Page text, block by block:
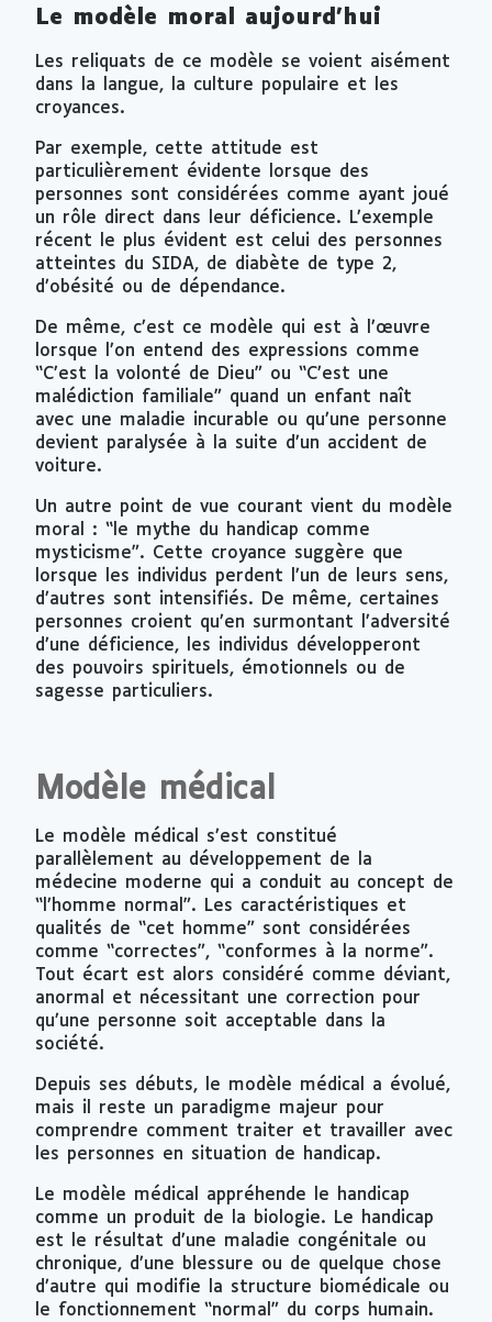
Le modèle moral aujourd’hui
Les reliquats de ce modèle se voient aisément
dans la langue, la culture populaire et les
croyances.
Par exemple, cette attitude est
particulièrement évidente lorsque des
personnes sont considérées comme ayant joué
un rôle direct dans leur déficience. L’exemple
récent le plus évident est celui des personnes
atteintes du SIDA, de diabète de type 2,
d’obésité ou de dépendance.
De même, c’est ce modèle qui est à l’œuvre
lorsque l’on entend des expressions comme
“C’est la volonté de Dieu” ou “C’est une
malédiction familiale” quand un enfant naît
avec une maladie incurable ou qu’une personne
devient paralysée à la suite d’un accident de
voiture.
Un autre point de vue courant vient du modèle
moral : “le mythe du handicap comme
mysticisme”. Cette croyance suggère que
lorsque les individus perdent l’un de leurs sens,
d’autres sont intensifiés. De même, certaines
personnes croient qu’en surmontant l’adversité
d’une déficience, les individus développeront
des pouvoirs spirituels, émotionnels ou de
sagesse particuliers.
Modèle médical
Le modèle médical s’est constitué
parallèlement au développement de la
médecine moderne qui a conduit au concept de
“l’homme normal”. Les caractéristiques et
qualités de “cet homme” sont considérées
comme “correctes”, “conformes à la norme”.
Tout écart est alors considéré comme déviant,
anormal et nécessitant une correction pour
qu’une personne soit acceptable dans la
société.
Depuis ses débuts, le modèle médical a évolué,
mais il reste un paradigme majeur pour
comprendre comment traiter et travailler avec
les personnes en situation de handicap.
Le modèle médical appréhende le handicap
comme un produit de la biologie. Le handicap
est le résultat d’une maladie congénitale ou
chronique, d’une blessure ou de quelque chose
d’autre qui modifie la structure biomédicale ou
le fonctionnement “normal” du corps humain.